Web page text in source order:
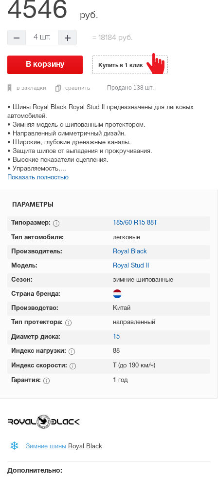
• Шины Royal Black Royal Stud II предназначены для легковых
автомобилей.
• Зимняя модель с шипованным протектором.
• Направленный симметричный дизайн.
• Широкие, глубокие дренажные каналы.
• Защита шипов от выпадения и прокручивания.
• Высокие показатели сцепления.
• Управляемость,...
Показать полностью
4546 руб.
4 шт. = 18184 руб.
в закладки сравнить
Купить в 1 клик
Продано 138 шт.
ПАРАМЕТРЫ
Типоразмер: 185/60 R15 88T
Тип автомобиля: легковые
Производитель: Royal Black
Модель: Royal Stud II
Сезон: зимние шипованные
Страна бренда:
Производство: Китай
Тип протектора: направленный
Диаметр диска: 15
Индекс нагрузки: 88
Индекс скорости: T (до 190 км/ч)
Гарантия: 1 год
Зимние шины Royal Black
Дополнительно: